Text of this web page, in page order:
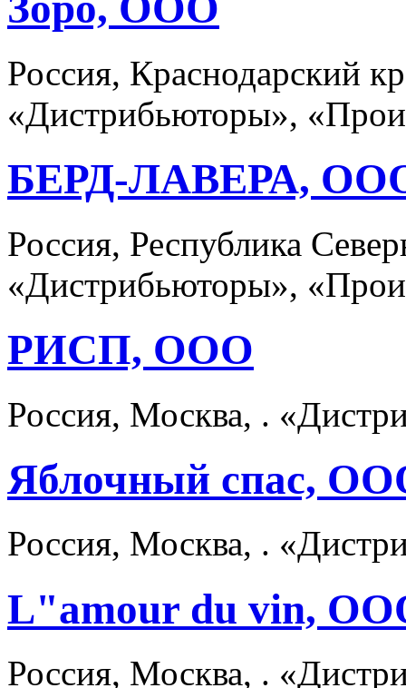
Россия, Краснодарский
«Дистрибьюторы»,
БЕРД-ЛАВЕРА,
Россия, Республика
«Дистрибьюторы»,
РИСП, ООО
Россия, Москва, .
Яблочный спас,
Россия, Москва, .
L"amour du vin,
Россия, Москва, .